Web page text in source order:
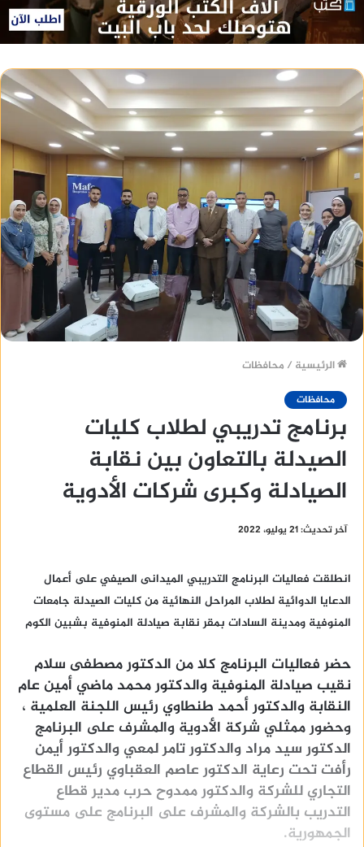
الرئيسية / محافظات
محافظات
برنامج تدريبي لطلاب كليات
الصيدلة بالتعاون بين نقابة
الصيادلة وكبرى شركات الأدوية
آخر تحديث: 21 يوليو، 2022
انطلقت فعاليات البرنامج التدريبي الميدانى الصيفي على أعمال
الدعايا الدوائية لطلاب المراحل النهائية من كليات الصيدلة جامعات
المنوفية ومدينة السادات بمقر نقابة صيادلة المنوفية بشبين الكوم
حضر فعاليات البرنامج كلا من الدكتور مصطفى سلام
نقيب صيادلة المنوفية والدكتور محمد ماضي أمين عام
النقابة والدكتور أحمد طنطاوي رئيس اللجنة العلمية ،
وحضور ممثلي شركة الأدوية والمشرف على البرنامج
الدكتور سيد مراد والدكتور تامر لمعي والدكتور أيمن
رأفت تحت رعاية الدكتور عاصم العقباوي رئيس القطاع
التجاري للشركة والدكتور ممدوح حرب مدير قطاع
التدريب بالشركة والمشرف على البرنامج على مستوى
الجمهورية.